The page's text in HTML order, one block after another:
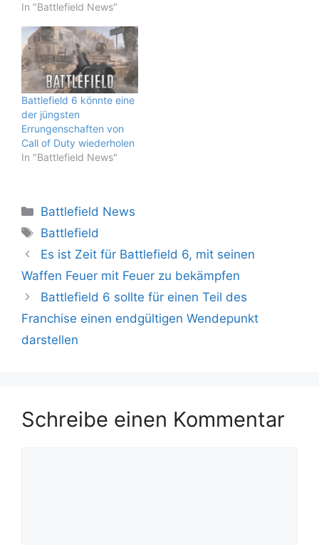
In "Battlefield News"
Battlefield 6 könnte eine
der jüngsten
Errungenschaften von
Call of Duty wiederholen
In "Battlefield News"
Kategorien
Battlefield News
Schlagwörter
Battlefield
Es ist Zeit für Battlefield 6, mit seinen
Waffen Feuer mit Feuer zu bekämpfen
Battlefield 6 sollte für einen Teil des
Franchise einen endgültigen Wendepunkt
darstellen
Schreibe einen Kommentar